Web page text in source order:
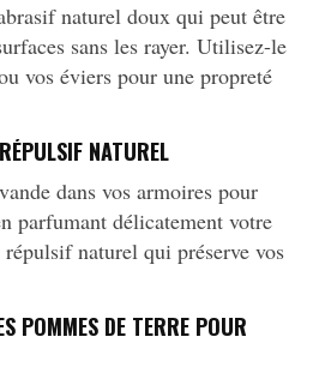
naturel doux qui peut être
sans les rayer. Utilisez-le
vos éviers pour une propreté
NATUREL
dans vos armoires pour
parfumant délicatement votre
naturel qui préserve vos
POMMES DE TERRE POUR